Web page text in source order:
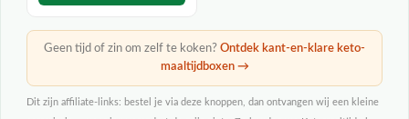
Geen tijd of zin om zelf te koken? Ontdek kant-en-klare keto-
maaltijdboxen →
Dit zijn affiliate-links: bestel je via deze knoppen, dan ontvangen wij een kleine